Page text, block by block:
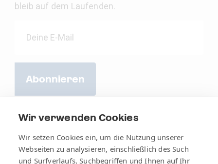
Wir verwenden Cookies
Wir setzen Cookies ein, um die Nutzung unserer
Webseiten zu analysieren, einschließlich des Such
und Surfverlaufs, Suchbegriffen und Ihnen auf Ihr
bleib auf dem Laufenden.
Abonnieren